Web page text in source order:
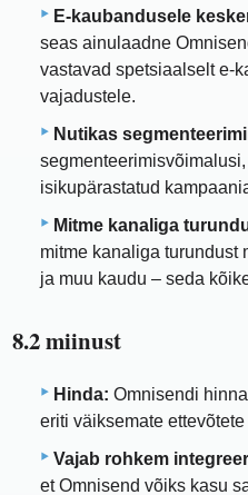
E-kaubandusele
seas ainulaadne
vastavad spetsiaalselt e-
vajadustele.
Nutikas
isikupärastatud
Mitme kanaliga
mitme kanaliga turundust
ja muu kaudu – seda
8.2 miinust
Hinda: Omnisendi
eriti väiksemate
Vajab rohkem
et Omnisend võiks kasu